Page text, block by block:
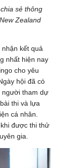
sẻ thông
Zealand
nhận kết quả
nhất hiện nay
cho yêu
hội đã có
người tham dự
thi và lựa
cá nhân.
được thi thử
gia.